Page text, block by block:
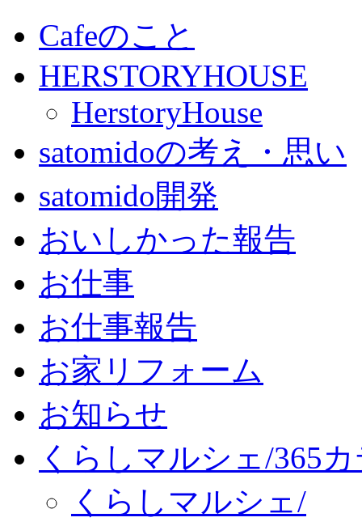
Cafeのこと
HERSTORYHOUSE
HerstoryHouse
satomidoの考え・思い
satomido開発
おいしかった報告
お仕事
お仕事報告
お家リフォーム
お知らせ
くらしマルシェ/365
くらしマルシェ/